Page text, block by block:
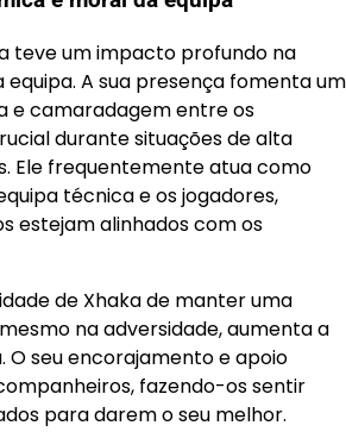
teve um impacto profundo na
A sua presença fomenta um
e camaradagem entre os
durante situações de alta
Ele frequentemente atua como
técnica e os jogadores,
estejam alinhados com os
de Xhaka de manter uma
na adversidade, aumenta a
O seu encorajamento e apoio
fazendo-os sentir
para darem o seu melhor.